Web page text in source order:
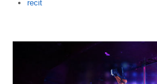
Author
recit